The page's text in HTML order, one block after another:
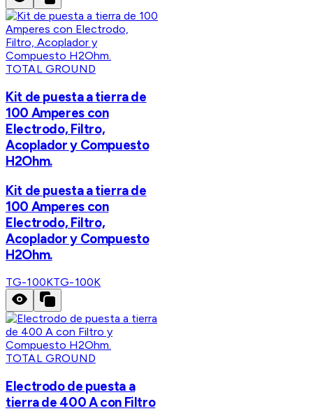
TOTAL GROUND
Kit de puesta a tierra de
100 Amperes con
Electrodo, Filtro,
Acoplador y Compuesto
H2Ohm.
Kit de puesta a tierra de
100 Amperes con
Electrodo, Filtro,
Acoplador y Compuesto
H2Ohm.
TG-100KTG-100K
TOTAL GROUND
Electrodo de puesta a
tierra de 400 A con Filtro